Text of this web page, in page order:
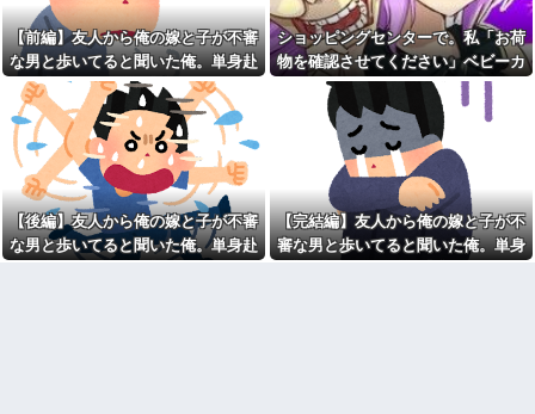
寺田心、週6ジム通いで体重
62kg→82kgに 110kgのベンチ
プレス持ち上げる姿披露
【悲報】親「うちの子にはゲ
ームは買い与えません。本だけ
で十分」→結果ｗｗｗ
ハンターハンターにわか「何
でも切れる刀は具現化できない(ﾆ
ﾁｯ」←これ
夫「嫁がメシマズで困ってる
んだよ。毎日つれーわｗ」義両
親「なに！食べに行く！」夫
「いや、そんな事しなくていい
からｗ」→ある日、私の作った
育おもちゃが〜」と理想論を語
り、義父母も「頼れ頼れ」とウ
ザすぎる・・・
【2/2】俺が嫁の体型について
うるさくいったり、挨拶を全く
しなかったりするんだけど、こ
れってモラハラなの？嫁が出て
行っちゃったんだが・・・
「お食い初めなんて俺になん
のメリットがあるの」「そんな
に大変なら育児やめれば？」冗
談で言ったのに本気に取られて
離婚を言い渡された
彼女と結婚の話をしていた時
【前編】友人から俺の嫁と子が不審
な男と歩いてると聞いた俺。単身赴
任先から興信所に相談した結果
ショッピングセンターで。私「お荷
物を確認させてください」ベビーカ
ーママ「泥棒扱いする気！？」→ゲ
ートが鳴った理由を調べた結果…
【後編】友人から俺の嫁と子が不審
な男と歩いてると聞いた俺。単身赴
【完結編】友人から俺の嫁と子が不
審な男と歩いてると聞いた俺。単身